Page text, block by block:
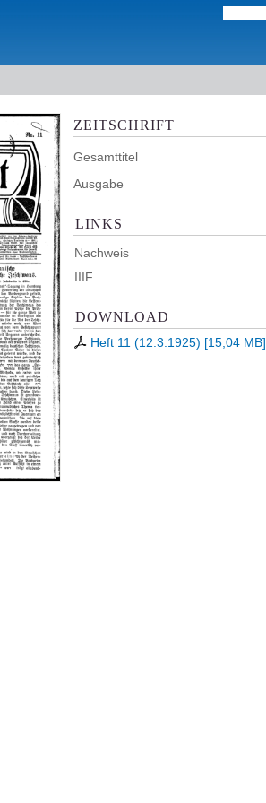
ZEITSCHRIFT
Gesamttitel
Ausgabe
LINKS
Nachweis
IIIF
DOWNLOAD
Heft 11 (12.3.1925) [15,04 MB]